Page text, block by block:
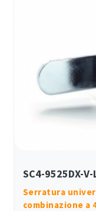
SC4-9525DX-V-
Serratura
combinazione a